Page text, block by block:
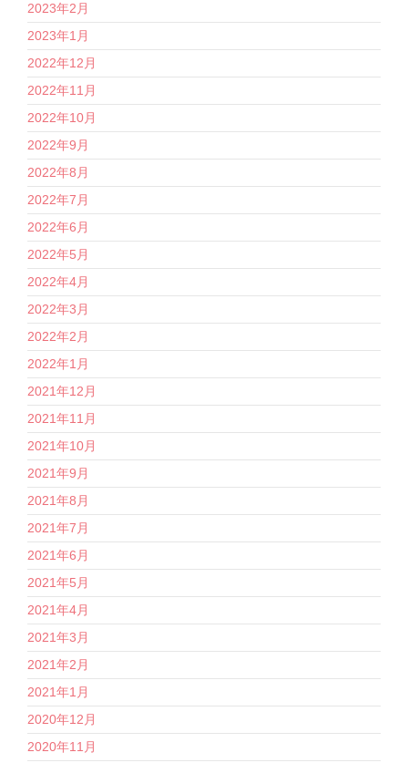
2023年2月
2023年1月
2022年12月
2022年11月
2022年10月
2022年9月
2022年8月
2022年7月
2022年6月
2022年5月
2022年4月
2022年3月
2022年2月
2022年1月
2021年12月
2021年11月
2021年10月
2021年9月
2021年8月
2021年7月
2021年6月
2021年5月
2021年4月
2021年3月
2021年2月
2021年1月
2020年12月
2020年11月